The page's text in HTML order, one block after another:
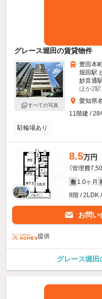
グレース堀田の賃貸物件
すべての写真
豊田本
堀田駅
妙音通
ほか2駅
愛知県
11階建 / 28
駐輪場あり
8.5万円
（管理費
敷 1.0ヶ月
8階 / 2LDK
お問い
提供
グレース堀田